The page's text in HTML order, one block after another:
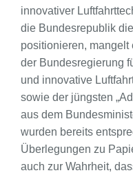
innovativer
die Bundesrepublik
positionieren, mangelt
der Bundesregierung
und innovative
sowie der jüngsten
aus dem
wurden bereits
Überlegungen zu
auch zur Wahrheit,